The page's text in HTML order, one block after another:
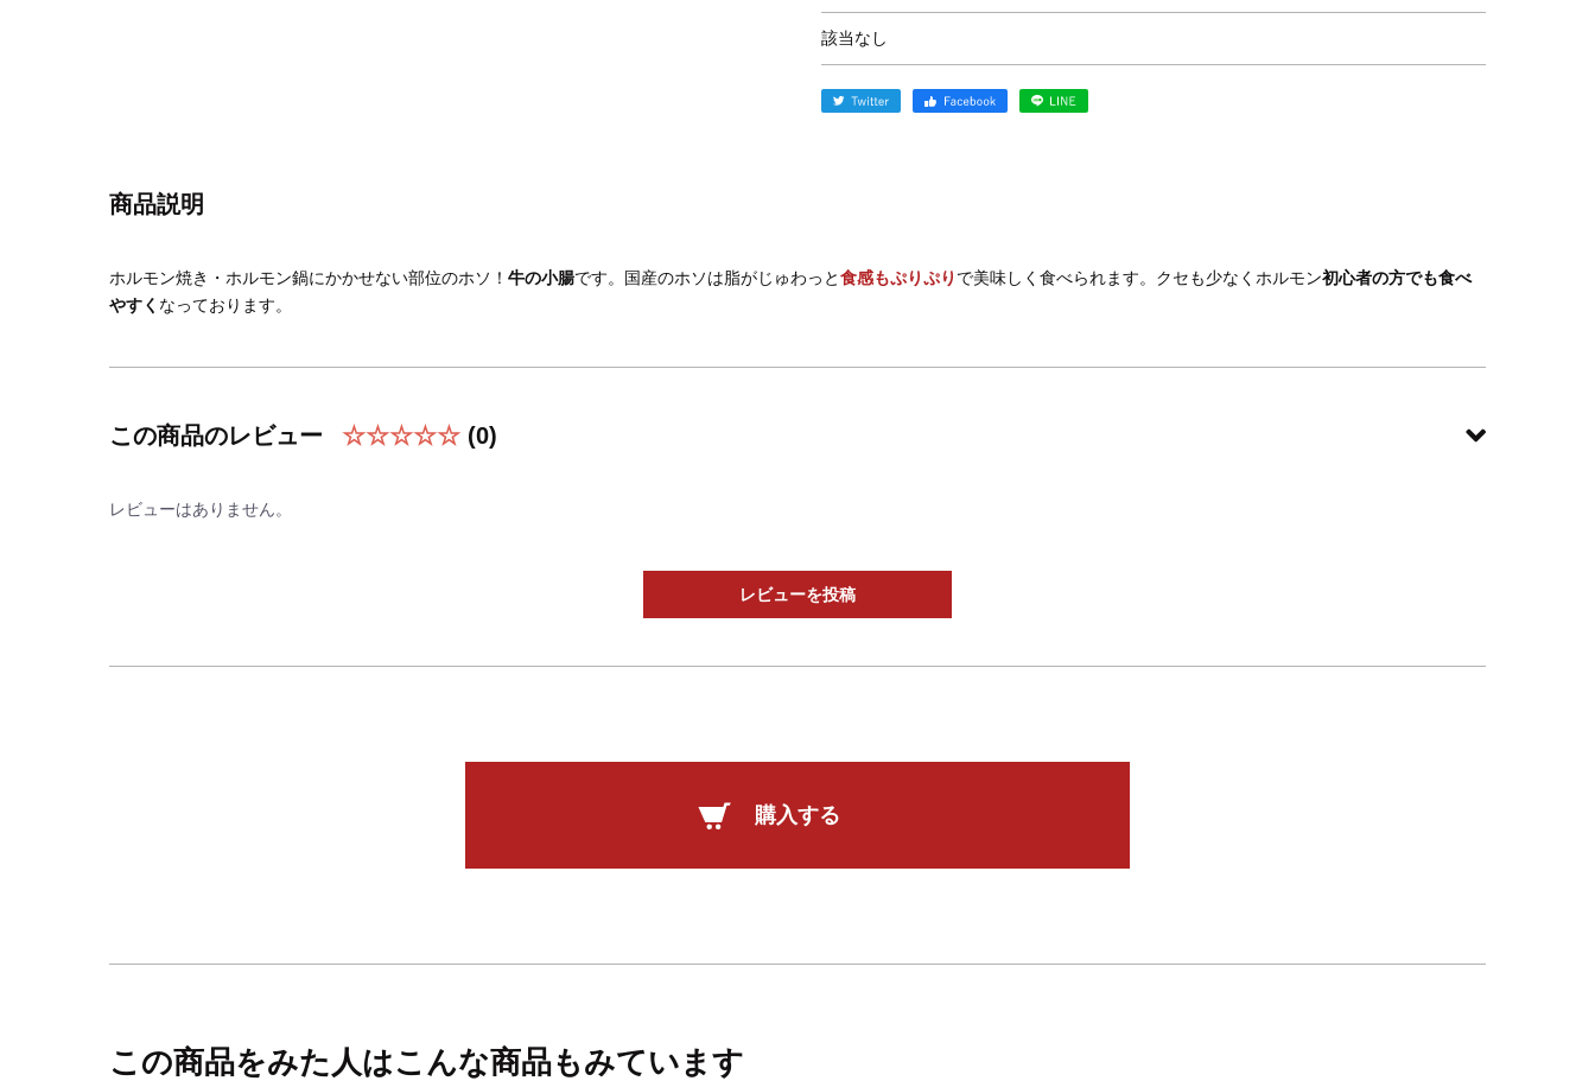
該当なし
商品説明
ホルモン焼き・ホルモン鍋にかかせない部位のホソ！ 牛の小腸です。国産のホソは脂がじゅわっと食感もぷりぷり で美味しく食べられます。クセも少なくホルモン初心者の方でも食べ
やすく なっております。
この商品のレビュー ☆☆☆☆☆ (0)
レビューはありません。
レビューを投稿
購入する
この商品をみた人はこんな商品もみています